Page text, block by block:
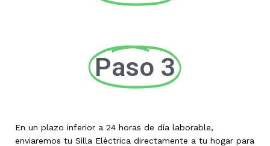
Paso 3
En un plazo inferior a 24 horas de día laborable,
enviaremos tu Silla Eléctrica directamente a tu hogar para